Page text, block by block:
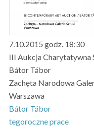
7.10.2015 godz. 18:30
III Aukcja Charytatywna
Bátor Tábor
Zachęta Narodowa
Warszawa
Bátor Tábor
tegoroczne prace